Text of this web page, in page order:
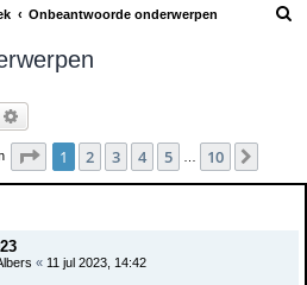
Onbeantwoorde onderwerpen
Pagina van 10
1 2 3 4 5 10
« 11 jul 2023, 14:42